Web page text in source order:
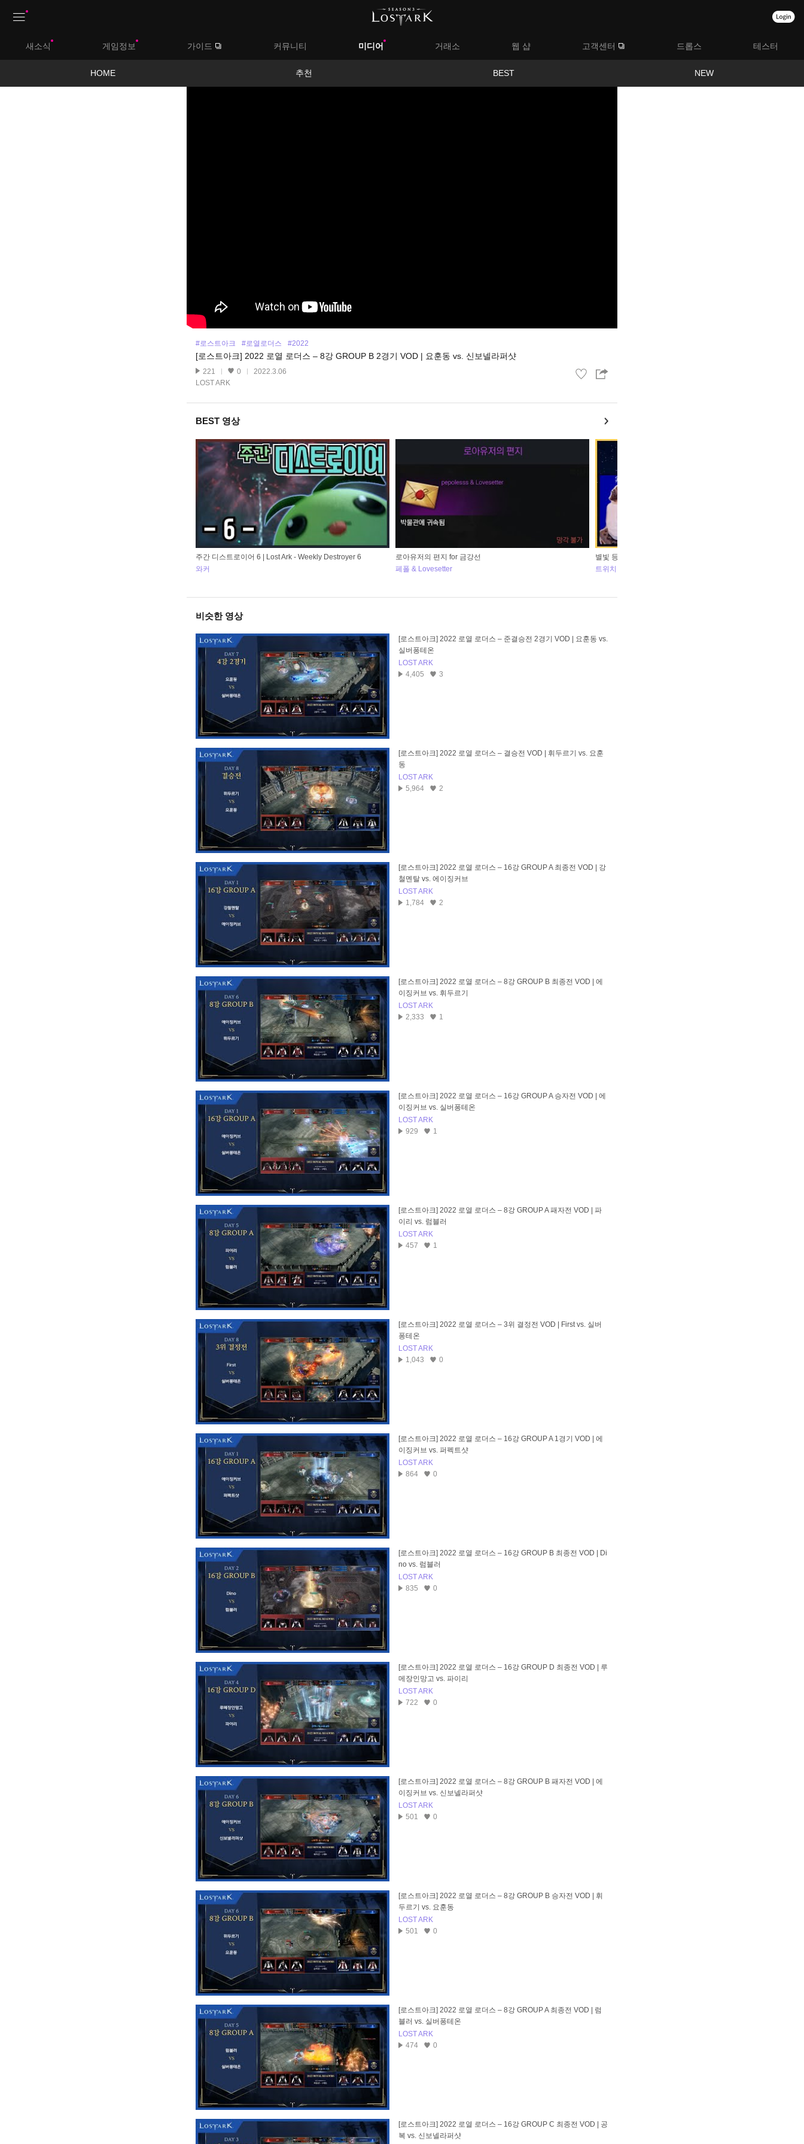
새소식 게임정보 가이드 커뮤니티 미디어 거래소 웹 샵 고객센터 드롭스 테스터
HOME 추천 BEST NEW
#로스트아크 #로열로더스 #2022
[로스트아크] 2022 로열 로더스 – 8강 GROUP B 2경기 VOD | 요훈동 vs. 신보넬라퍼샷
221 0
2022.3.06
LOST ARK
BEST 영상
주간 디스트로이어 6 | Lost Ark - Weekly Destroyer 6
와커
로아유저의 편지 for 금강선
페폴 & Lovesetter
별빛 등대의 섬 국악 편곡버젼 cover. 뉴띵
트위치 뉴띵
비슷한 영상
[로스트아크] 2022 로열 로더스 – 준결승전 2경기 VOD | 요훈동 vs.
실버퐁테온
LOST ARK
4,405
3
[로스트아크] 2022 로열 로더스 – 결승전 VOD | 휘두르기 vs. 요훈
동
LOST ARK
5,964
2
[로스트아크] 2022 로열 로더스 – 16강 GROUP A 최종전 VOD | 강
철멘탈 vs. 에이징커브
LOST ARK
1,784
2
[로스트아크] 2022 로열 로더스 – 8강 GROUP B 최종전 VOD | 에
이징커브 vs. 휘두르기
LOST ARK
2,333
1
[로스트아크] 2022 로열 로더스 – 16강 GROUP A 승자전 VOD | 에
이징커브 vs. 실버퐁테온
LOST ARK
929
1
[로스트아크] 2022 로열 로더스 – 8강 GROUP A 패자전 VOD | 파
이리 vs. 럼블러
LOST ARK
457
1
[로스트아크] 2022 로열 로더스 – 3위 결정전 VOD | First vs. 실버
퐁테온
LOST ARK
1,043
0
[로스트아크] 2022 로열 로더스 – 16강 GROUP A 1경기 VOD | 에
이징커브 vs. 퍼펙트샷
LOST ARK
864
0
[로스트아크] 2022 로열 로더스 – 16강 GROUP B 최종전 VOD | Di
no vs. 럼블러
LOST ARK
835
0
[로스트아크] 2022 로열 로더스 – 16강 GROUP D 최종전 VOD | 루
메장인망고 vs. 파이리
LOST ARK
722
0
[로스트아크] 2022 로열 로더스 – 8강 GROUP B 패자전 VOD | 에
이징커브 vs. 신보넬라퍼샷
LOST ARK
501
0
[로스트아크] 2022 로열 로더스 – 8강 GROUP B 승자전 VOD | 휘
두르기 vs. 요훈동
LOST ARK
501
0
[로스트아크] 2022 로열 로더스 – 8강 GROUP A 최종전 VOD | 럼
블러 vs. 실버퐁테온
LOST ARK
474
0
[로스트아크] 2022 로열 로더스 – 16강 GROUP C 최종전 VOD | 공
복 vs. 신보넬라퍼샷